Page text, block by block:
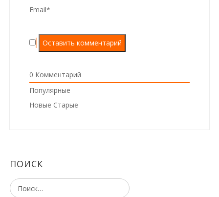
Email*
0 Комментарий
Популярные
Новые Старые
ПОИСК